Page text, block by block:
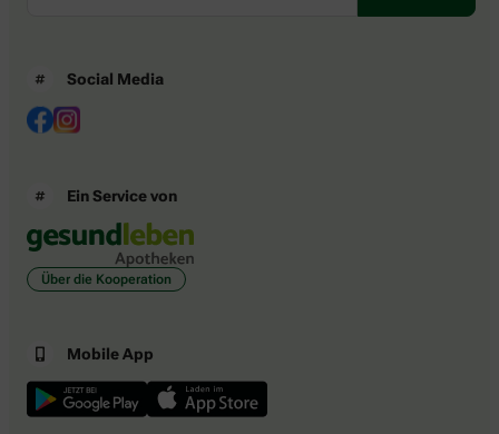
Social Media
Ein Service von
Über die Kooperation
Mobile App